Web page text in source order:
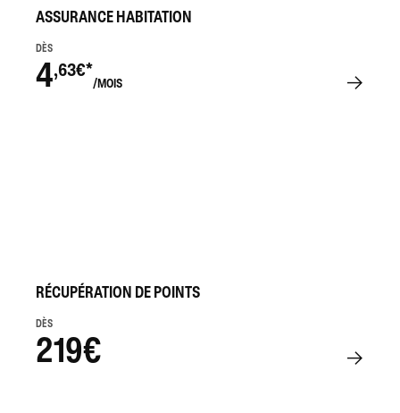
ASSURANCE HABITATION
DÈS
4,63€*
/MOIS
RÉCUPÉRATION DE POINTS
DÈS
219€